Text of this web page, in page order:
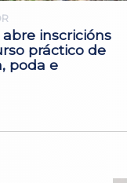
inscricións
práctico de
poda e